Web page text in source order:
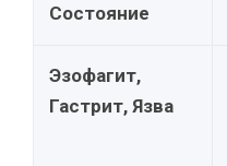
Состояние
Эзофагит,
Гастрит, Язва